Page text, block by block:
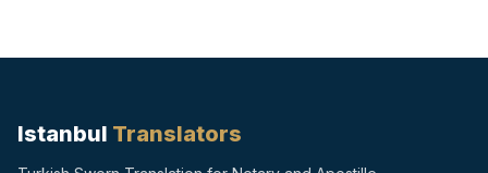
Istanbul Translators